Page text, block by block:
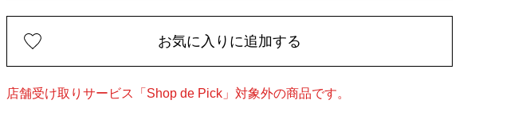
お気に入りに追加する
店舗受け取りサービス「Shop de Pick」対象外の商品です。